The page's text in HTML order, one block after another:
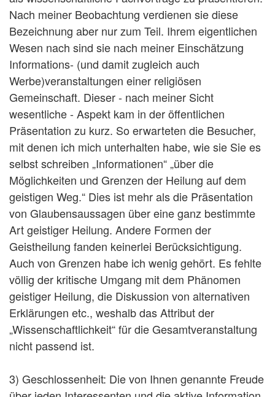
Nach meiner Beobachtung verdienen sie diese
Bezeichnung aber nur zum Teil. Ihrem eigentlichen
Wesen nach sind sie nach meiner Einschätzung
Informations- (und damit zugleich auch
Werbe)veranstaltungen einer religiösen
Gemeinschaft. Dieser - nach meiner Sicht
wesentliche - Aspekt kam in der öffentlichen
Präsentation zu kurz. So erwarteten die Besucher,
mit denen ich mich unterhalten habe, wie sie Sie es
selbst schreiben „Informationen“ „über die
Möglichkeiten und Grenzen der Heilung auf dem
geistigen Weg.“ Dies ist mehr als die Präsentation
von Glaubensaussagen über eine ganz bestimmte
Art geistiger Heilung. Andere Formen der
Geistheilung fanden keinerlei Berücksichtigung.
Auch von Grenzen habe ich wenig gehört. Es fehlte
völlig der kritische Umgang mit dem Phänomen
geistiger Heilung, die Diskussion von alternativen
Erklärungen etc., weshalb das Attribut der
„Wissenschaftlichkeit“ für die Gesamtveranstaltung
nicht passend ist.
3) Geschlossenheit: Die von Ihnen genannte Freude